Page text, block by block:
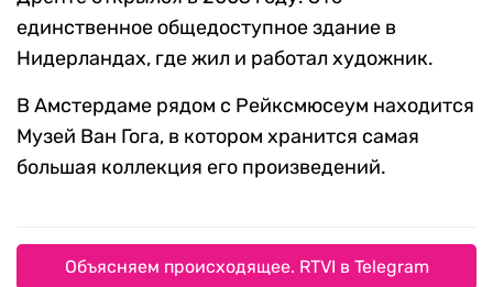
единственное общедоступное здание в
Нидерландах, где жил и работал художник.
В Амстердаме рядом с Рейксмюсеум находится
Музей Ван Гога, в котором хранится самая
большая коллекция его произведений.
Объясняем происходящее. RTVI в Telegram